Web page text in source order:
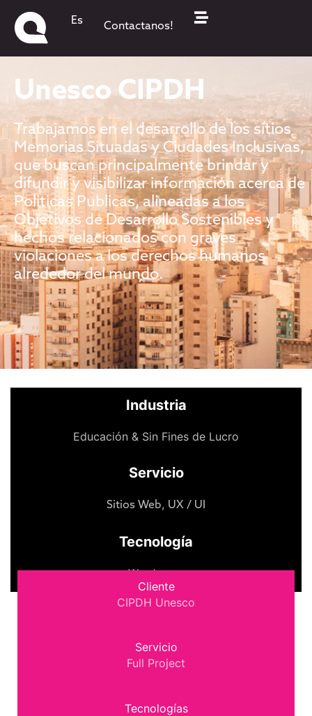
Es Contactanos!
Unesco CIPDH
Trabajamos en el desarrollo de los sitios
Memorias Situadas y Ciudades Inclusivas,
que buscan principalmente brindar y
difundir y visibilizar información acerca de
Politicas Publicas, alineadas a los
Objetivos de Desarrollo Sostenibles y
hechos relacionados con graves
violaciones a los derechos humanos
alrededor del mundo.
Industria
Educación & Sin Fines de Lucro
Servicio
Sitios Web, UX / UI
Tecnología
Wordpress
Cliente
CIPDH Unesco
Servicio
Full Project
Tecnologías